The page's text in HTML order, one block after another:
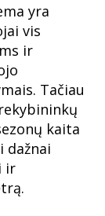
yra
vis
ir
Tačiau
kaita
dažnai
ir